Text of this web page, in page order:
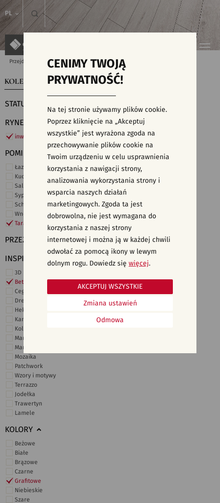
PL
Przejdź do strony głównej Kolekcje
KOLEKCJE WYSZUKIWARKA PŁYTEK
STATUS
RYNEK
inwestycje
POMIESZCZENIE
Łazienka
Kuchnia
Salon i hol
Sypialnia
Schody
Wnętrza komercyjne
Taras i ogród
PRZEZNACZENIE
INSPIRACJE
3D i struktury
Beton
Cegiełki
Drewno
Heksagonalne
Kamień
Kolor
Marmur
Marokańskie
Mozaika
Patchwork
Wzory i motywy
Terrazzo
Jodełka
Trawertyn
Lamele
KOLORY
Beżowe
Białe
Brązowe
Czarne
Grafitowe
Niebieskie
Szare
CENIMY TWOJĄ
PRYWATNOŚĆ!
Na tej stronie używamy plików cookie.
Poprzez kliknięcie na „Akceptuj
wszystkie” jest wyrażona zgoda na
przechowywanie plików cookie na
Twoim urządzeniu w celu usprawnienia
korzystania z nawigacji strony,
analizowania wykorzystania strony i
wsparcia naszych działań
marketingowych. Zgoda ta jest
dobrowolna, nie jest wymagana do
korzystania z naszej strony
internetowej i można ją w każdej chwili
odwołać za pomocą ikony w lewym
dolnym rogu. Dowiedz się więcej.
Odmowa
Zmiana ustawień
AKCEPTUJ WSZYSTKIE